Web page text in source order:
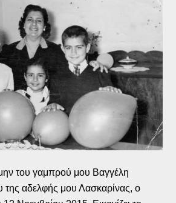
του γαμπρού μου Βαγγέλη
της αδελφής μου Λασκαρίνας, ο